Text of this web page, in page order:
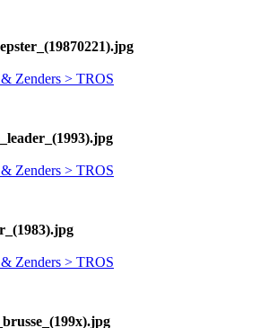
Zenders > TROS
Zenders > TROS
Zenders > TROS